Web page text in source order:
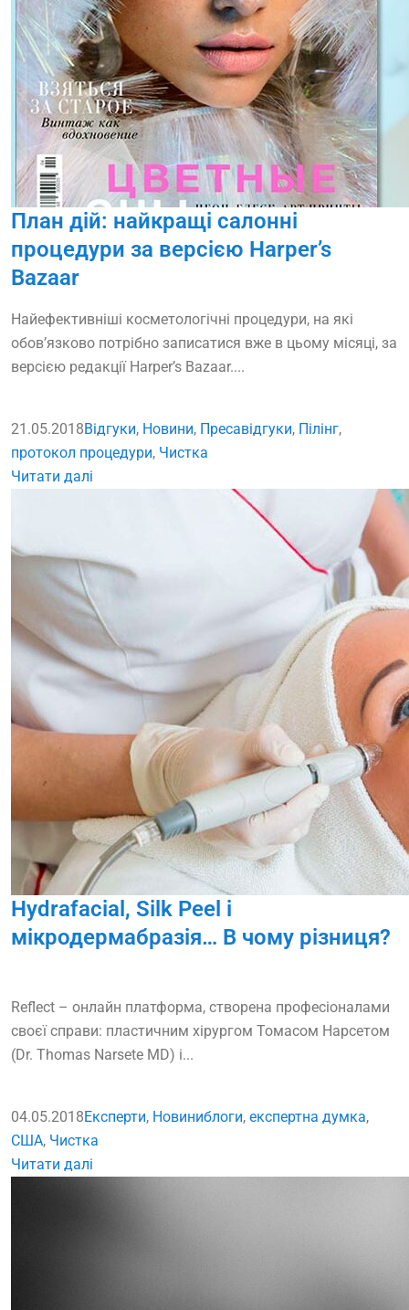
План дій: найкращі салонні
процедури за версією Harper’s
Bazaar
Найефективніші косметологічні процедури, на які
обов’язково потрібно записатися вже в цьому місяці, за
версією редакції Harper’s Bazaar....
21.05.2018Відгуки, Новини, Пресавідгуки, Пілінг,
протокол процедури, Чистка
Читати далі
Hydrafacial, Silk Peel і
мікродермабразія… В чому різниця?
Reflect – онлайн платформа, створена професіоналами
своєї справи: пластичним хірургом Томасом Нарсетом
(Dr. Thomas Narsete MD) і...
04.05.2018Експерти, Новиниблоги, експертна думка,
США, Чистка
Читати далі